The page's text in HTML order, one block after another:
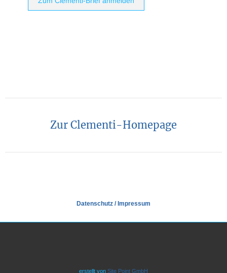
Zur Clementi-Homepage
Datenschutz / Impressum
erstellt von Site Point GmbH